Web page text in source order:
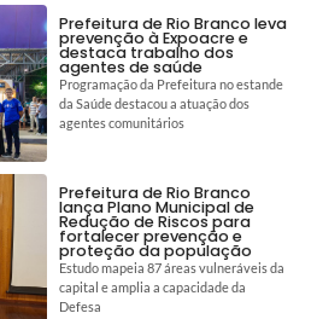
Prefeitura de Rio Branco leva
prevenção à Expoacre e
destaca trabalho dos
agentes de saúde
Programação da Prefeitura no estande
da Saúde destacou a atuação dos
agentes comunitários
Prefeitura de Rio Branco
lança Plano Municipal de
Redução de Riscos para
fortalecer prevenção e
proteção da população
Estudo mapeia 87 áreas vulneráveis da
capital e amplia a capacidade da
Defesa